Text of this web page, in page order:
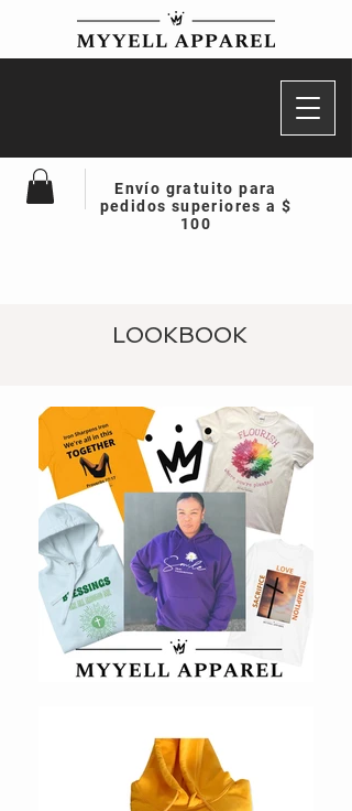
Envío gratuito para
pedidos superiores a $
100
LOOKBOOK